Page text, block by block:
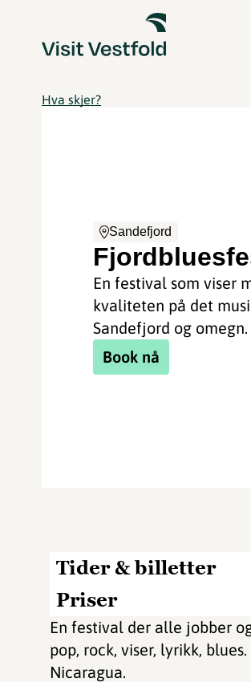
Hva skjer?
Sandefjord
En festival som viser
kvaliteten på det
Sandefjord og omegn.
Book nå
Tider & billetter
Priser
En festival der alle jobber
pop, rock, viser, lyrikk,
Nicaragua.